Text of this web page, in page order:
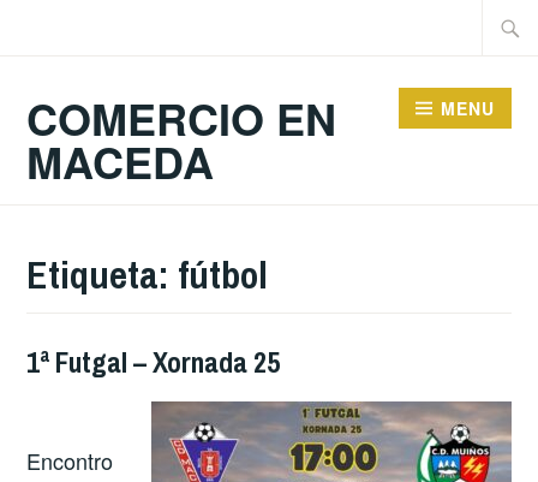
COMERCIO EN
MACEDA
MENU
Etiqueta: fútbol
1ª Futgal – Xornada 25
Encontro